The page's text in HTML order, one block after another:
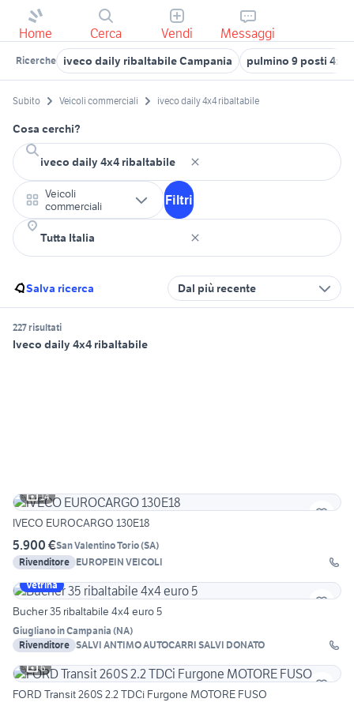
Home Cerca Vendi Messaggi
Ricerche iveco daily ribaltabile Campania pulmino 9 posti 4x4
Subito Veicoli commerciali iveco daily 4x4 ribaltabile
Cosa cerchi?
Veicoli
commerciali
Filtri
Salva ricerca Dal più recente
227 risultati
Iveco daily 4x4 ribaltabile
14
IVECO EUROCARGO 130E18
5.900 €San Valentino Torio(SA)
Rivenditore EUROPEIN VEICOLI
Vetrina
Bucher 35 ribaltabile 4x4 euro 5
Giugliano in Campania (NA)
Rivenditore SALVI ANTIMO AUTOCARRI SALVI DONATO
6
FORD Transit 260S 2.2 TDCi Furgone MOTORE FUSO